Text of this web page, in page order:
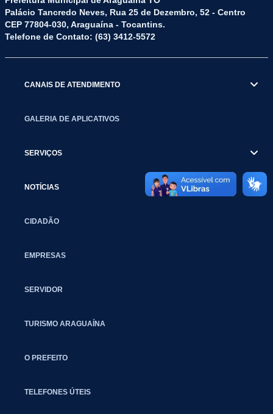
Palácio Tancredo Neves, Rua 25 de Dezembro, 52 - Centro
CEP 77804-030, Araguaína - Tocantins.
Telefone de Contato: (63) 3412-5572
CANAIS DE ATENDIMENTO
GALERIA DE APLICATIVOS
SERVIÇOS
NOTÍCIAS
CIDADÃO
EMPRESAS
SERVIDOR
TURISMO ARAGUAÍNA
O PREFEITO
TELEFONES ÚTEIS